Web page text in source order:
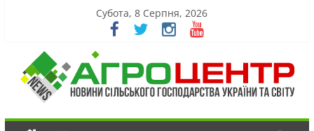
Субота, 8 Серпня, 2026